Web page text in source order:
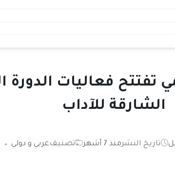
فعاليات الدورة
الشارقة للآداب
تاريخ النشرمنذ 7 أشهر تصنيفعربي و دولي